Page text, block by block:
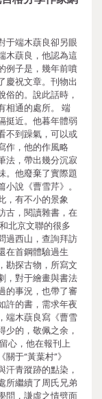
于端木蕻良卻另眼
木蕻良，他認為這
例子是，幾年前噴
慶祝文章。刊物出
俗的。說此話時，
相通的處所。 端
挺近。他暮年體弱
不到躁氣，可以或
作，他的作風略
法，帶出幾分沉寂
。他廢棄了實際題
說《曹雪芹》。
，有不小的景象
古，閱讀雜書，在
北京文聯的很多
過西山，查詢拜訪
在首鋼體驗過生
勘探古物，所寫文
，對于繪畫與書法
的事況，也帶了審
許的書，需求年夜
端木蕻良寫《曹雪
少的，敬佩之余，
心，他在報刊上
于“黃葉村”》
汗青蹤跡的點染，
所繼續了周氏兄弟
問，謙虛之情劈面